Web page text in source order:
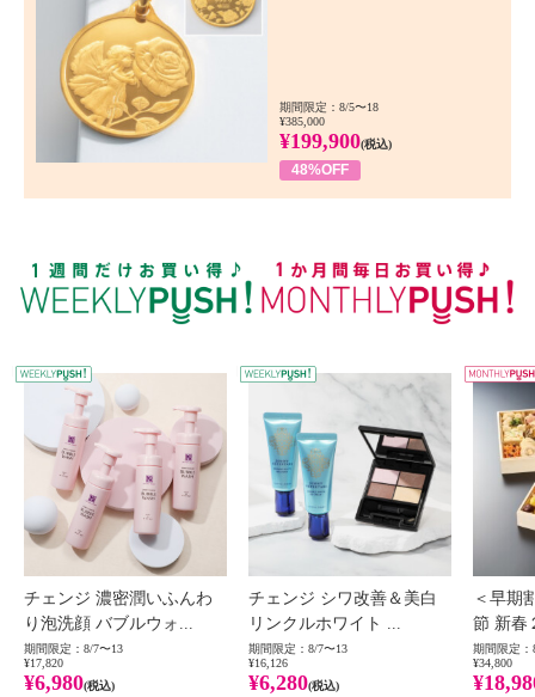
期間限定：8/5〜18
¥385,000
¥199,900(税込)
48%OFF
WEEKLY PUSH
チェンジ 濃密潤いふんわ
り泡洗顔 バブルウォ...
期間限定：8/7〜13
¥17,820
¥6,980(税込)
チェンジ シワ改善＆美白
リンクルホワイト ...
期間限定：8/7〜13
¥16,126
¥6,280(税込)
＜早期
節 新春
期間限定：
¥34,800